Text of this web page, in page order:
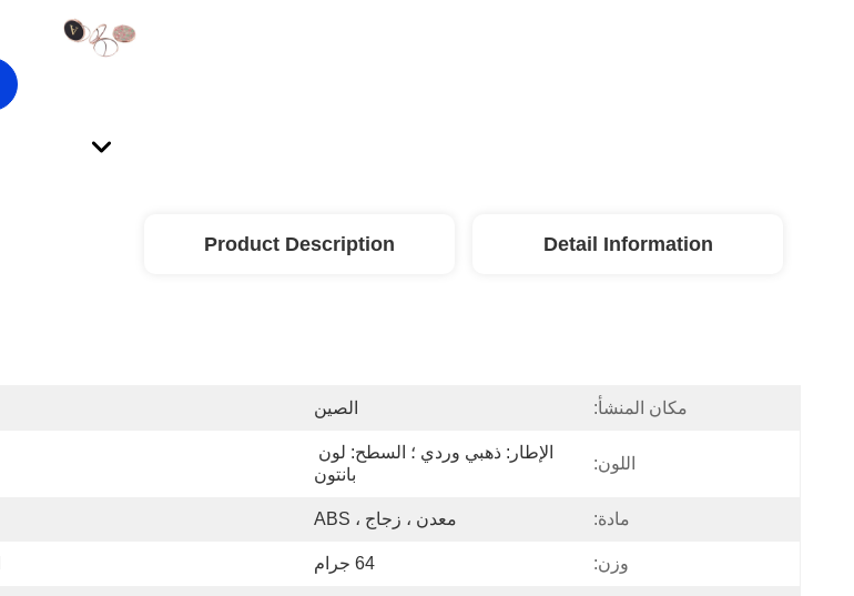
Detail Information
Product Description
مكان المنشأ: الصين
اللون:
بانتون
مادة: معدن ، زجاج ، ABS
وزن: 64 جرام